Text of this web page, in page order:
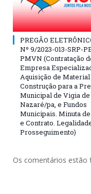
PREGÃO
Nº 9/2023-013-SRP-
PMVN (Contratação
Empresa
Aquisição de Material
Construção para a
Municipal de Vigia de
Nazaré/pa, e Fundos
Municipais. Minuta
e Contrato.
Prosseguimento)
Os comentários estão